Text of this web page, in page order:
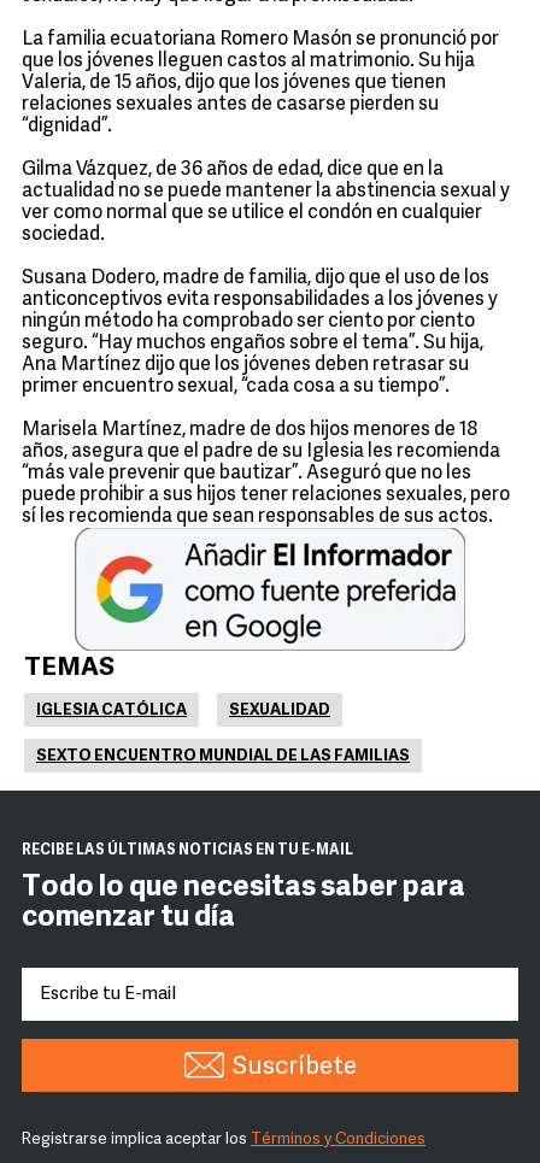
La familia ecuatoriana Romero Masón se pronunció por
que los jóvenes lleguen castos al matrimonio. Su hija
Valeria, de 15 años, dijo que los jóvenes que tienen
relaciones sexuales antes de casarse pierden su
“dignidad”.
Gilma Vázquez, de 36 años de edad, dice que en la
actualidad no se puede mantener la abstinencia sexual y
ver como normal que se utilice el condón en cualquier
sociedad.
Susana Dodero, madre de familia, dijo que el uso de los
anticonceptivos evita responsabilidades a los jóvenes y
ningún método ha comprobado ser ciento por ciento
seguro. “Hay muchos engaños sobre el tema”. Su hija,
Ana Martínez dijo que los jóvenes deben retrasar su
primer encuentro sexual, “cada cosa a su tiempo”.
Marisela Martínez, madre de dos hijos menores de 18
años, asegura que el padre de su Iglesia les recomienda
“más vale prevenir que bautizar”. Aseguró que no les
puede prohibir a sus hijos tener relaciones sexuales, pero
sí les recomienda que sean responsables de sus actos.
TEMAS
IGLESIA CATÓLICA SEXUALIDAD
SEXTO ENCUENTRO MUNDIAL DE LAS FAMILIAS
RECIBE LAS ÚLTIMAS NOTICIAS EN TU E-MAIL
Todo lo que necesitas saber para
comenzar tu día
Suscríbete
Registrarse implica aceptar los Términos y Condiciones